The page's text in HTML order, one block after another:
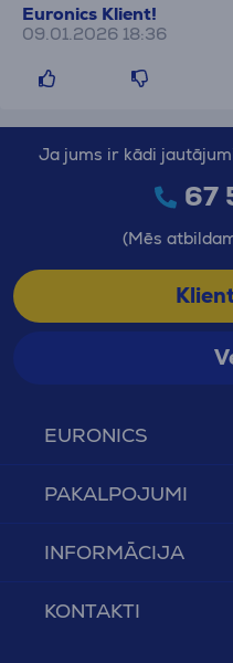
Euronics Klient!
09.01.2026 18:36
EURONICS
PAKALPOJUMI
INFORMĀCIJA
KONTAKTI
Ja jums ir kādi
67
(Mēs